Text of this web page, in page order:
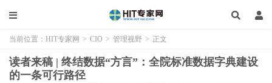
当前位置： HIT专家网 > CIO > 管理视野 > 正文
读者来稿 | 终结数据“方言”：全院标准数据字典建设
的一条可行路径